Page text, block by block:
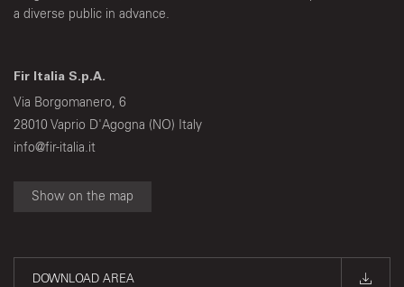
a diverse public in advance.
Fir Italia S.p.A.
Via Borgomanero, 6
28010 Vaprio D'Agogna (NO) Italy
info@fir-italia.it
Show on the map
DOWNLOAD AREA